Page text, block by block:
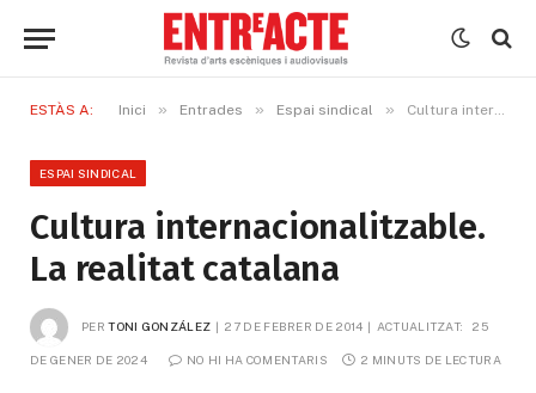
ESTÀS A: Inici » Entrades » Espai sindical » Cultura internacionalitzable. La realitat catalana
ESPAI SINDICAL
Cultura internacionalitzable.
La realitat catalana
PER TONI GONZÁLEZ 27 DE FEBRER DE 2014 ACTUALITZAT: 25
DE GENER DE 2024 NO HI HA COMENTARIS 2 MINUTS DE LECTURA